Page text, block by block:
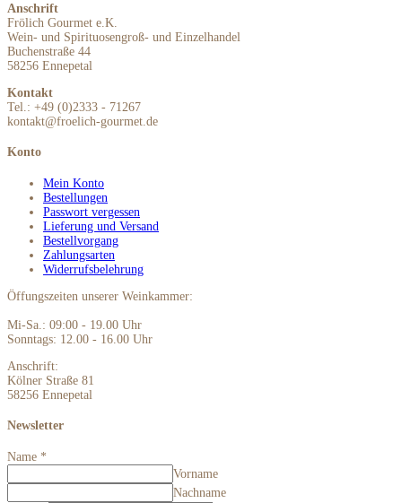
Anschrift
Frölich Gourmet e.K.
Wein- und Spirituosengroß- und Einzelhandel
Buchenstraße 44
58256 Ennepetal
Kontakt
Tel.: +49 (0)2333 - 71267
kontakt@froelich-gourmet.de
Konto
Mein Konto
Bestellungen
Passwort vergessen
Lieferung und Versand
Bestellvorgang
Zahlungsarten
Widerrufsbelehrung
Öffungszeiten unserer Weinkammer:
Mi-Sa.: 09:00 - 19.00 Uhr
Sonntags: 12.00 - 16.00 Uhr
Anschrift:
Kölner Straße 81
58256 Ennepetal
Newsletter
Name *
Vorname
Nachname